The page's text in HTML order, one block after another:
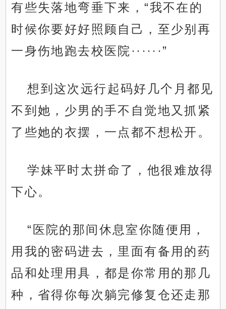
有些失落地弯垂下来，“我不在的
时候你要好好照顾自己，至少别再
一身伤地跑去校医院······”
想到这次远行起码好几个月都见
不到她，少男的手不自觉地又抓紧
了些她的衣摆，一点都不想松开。
学妹平时太拼命了，他很难放得
下心。
“医院的那间休息室你随便用，
用我的密码进去，里面有备用的药
品和处理用具，都是你常用的那几
种，省得你每次躺完修复仓还走那